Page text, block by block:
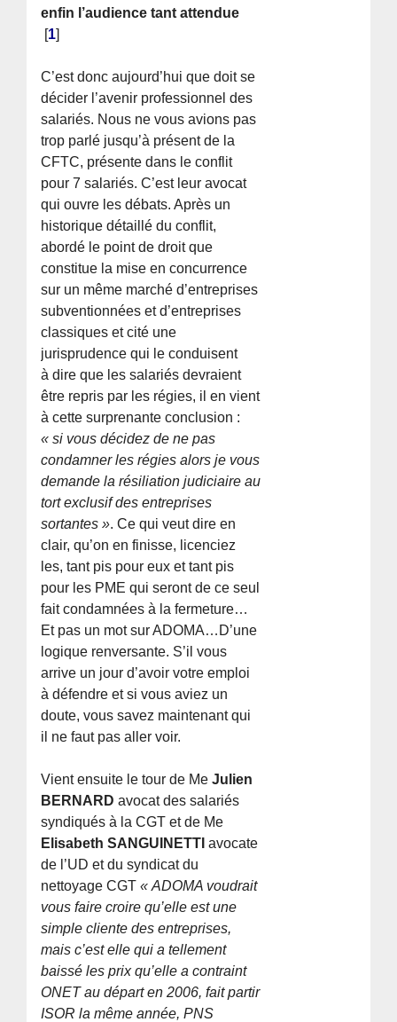
enfin l’audience tant attendue
[1]
C’est donc aujourd’hui que doit se
décider l’avenir professionnel des
salariés. Nous ne vous avions pas
trop parlé jusqu’à présent de la
CFTC, présente dans le conflit
pour 7 salariés. C’est leur avocat
qui ouvre les débats. Après un
historique détaillé du conflit,
abordé le point de droit que
constitue la mise en concurrence
sur un même marché d’entreprises
subventionnées et d’entreprises
classiques et cité une
jurisprudence qui le conduisent
à dire que les salariés devraient
être repris par les régies, il en vient
à cette surprenante conclusion :
« si vous décidez de ne pas
condamner les régies alors je vous
demande la résiliation judiciaire au
tort exclusif des entreprises
sortantes ». Ce qui veut dire en
clair, qu’on en finisse, licenciez
les, tant pis pour eux et tant pis
pour les PME qui seront de ce seul
fait condamnées à la fermeture…
Et pas un mot sur ADOMA…D’une
logique renversante. S’il vous
arrive un jour d’avoir votre emploi
à défendre et si vous aviez un
doute, vous savez maintenant qui
il ne faut pas aller voir.
Vient ensuite le tour de MeJulien
BERNARD avocat des salariés
syndiqués à la CGT et de Me
Elisabeth SANGUINETTI avocate
de l’UD et du syndicat du
nettoyage CGT« ADOMA voudrait
vous faire croire qu’elle est une
simple cliente des entreprises,
mais c’est elle qui a tellement
baissé les prix qu’elle a contraint
ONET au départ en 2006, fait partir
ISOR la même année, PNS